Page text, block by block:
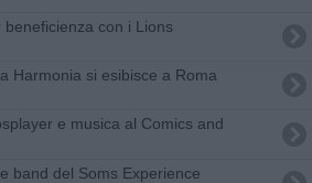
beneficienza con i Lions
Harmonia si esibisce a Roma
e musica al Comics and
band del Soms Experience